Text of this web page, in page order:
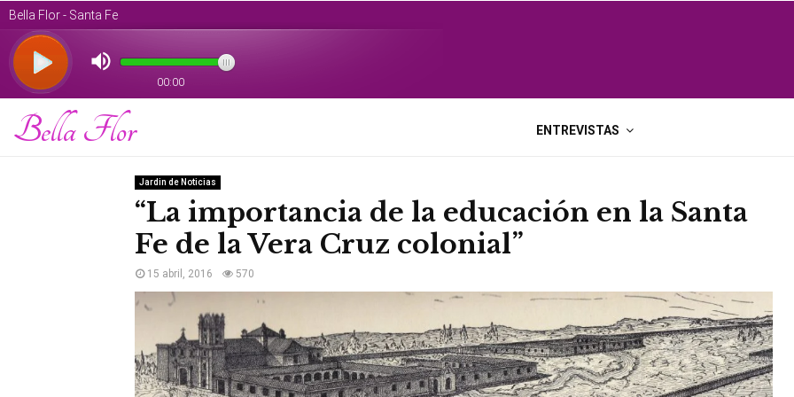
Bella Flor ENTREVISTAS
Jardin de Noticias
“La importancia de la educación en la Santa
Fe de la Vera Cruz colonial”
15 abril, 2016 570